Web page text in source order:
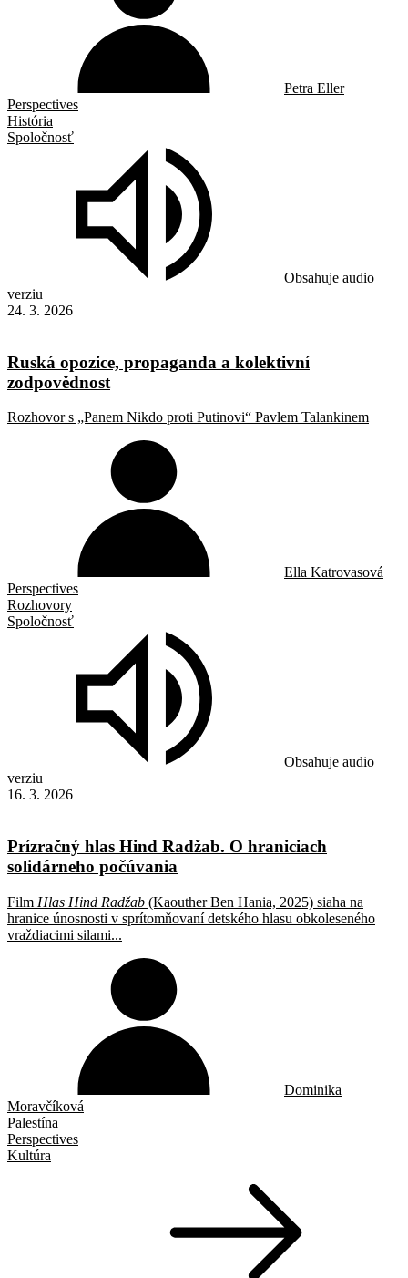
Petra Eller
Perspectives
História
Spoločnosť
Obsahuje audio
verziu
24. 3. 2026
Ruská opozice, propaganda a kolektivní
zodpovědnost
Rozhovor s „Panem Nikdo proti Putinovi“ Pavlem Talankinem
Ella Katrovasová
Perspectives
Rozhovory
Spoločnosť
Obsahuje audio
verziu
16. 3. 2026
Prízračný hlas Hind Radžab. O hraniciach
solidárneho počúvania
Film Hlas Hind Radžab (Kaouther Ben Hania, 2025) siaha na
hranice únosnosti v sprítomňovaní detského hlasu obkoleseného
vraždiacimi silami...
Dominika
Moravčíková
Palestína
Perspectives
Kultúra